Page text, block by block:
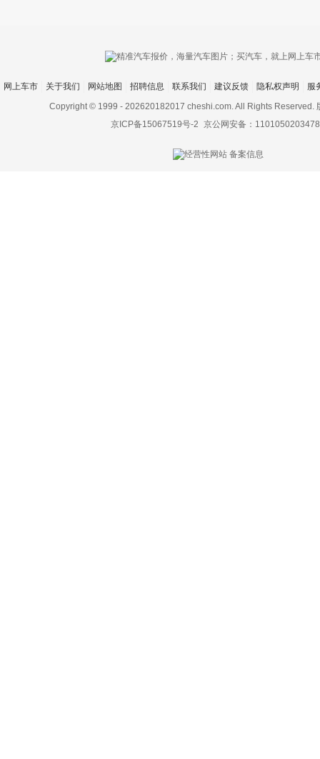
上传图片最多
网上车市 关于我们 网站地图 招聘信息 联系我们 建议反馈 隐私权声明
服
Copyright © 1999 - 202620182017 cheshi.com. All Rights Reserved.
京ICP备15067519号-2 京公网安备：